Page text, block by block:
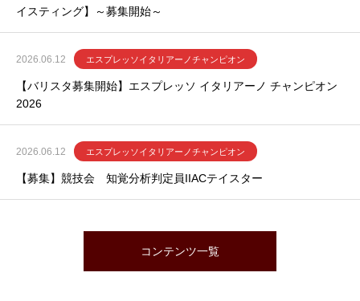
イスティング】～募集開始～
2026.06.12 エスプレッソイタリアーノチャンピオン
【バリスタ募集開始】エスプレッソ イタリアーノ チャンピオン
2026
2026.06.12 エスプレッソイタリアーノチャンピオン
【募集】競技会 知覚分析判定員IIACテイスター
コンテンツ一覧